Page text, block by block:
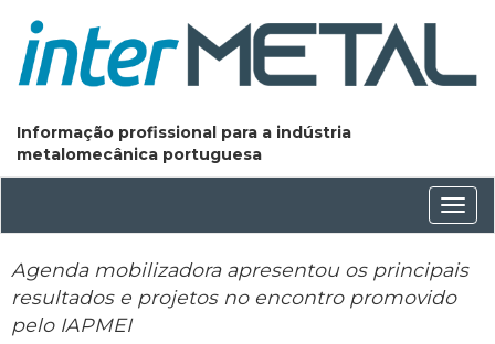
Informação profissional para a indústria
metalomecânica portuguesa
Agenda mobilizadora apresentou os principais
resultados e projetos no encontro promovido
pelo IAPMEI